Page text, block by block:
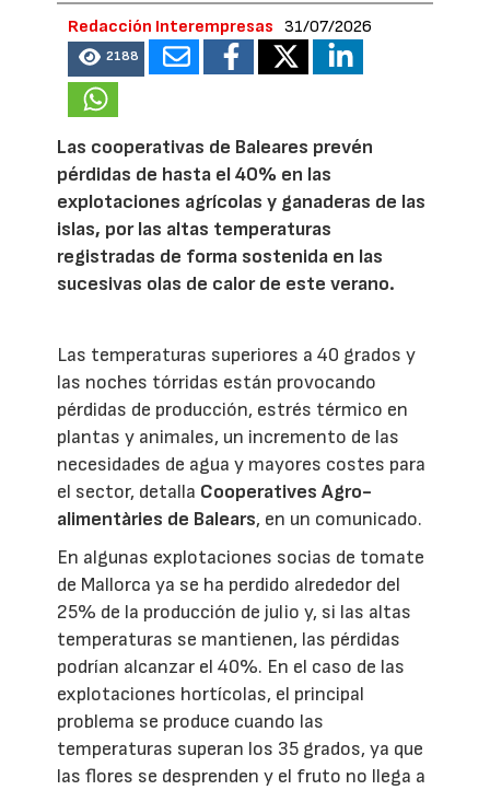
Redacción Interempresas 31/07/2026
2188
Las cooperativas de Baleares prevén
pérdidas de hasta el 40% en las
explotaciones agrícolas y ganaderas de las
islas, por las altas temperaturas
registradas de forma sostenida en las
sucesivas olas de calor de este verano.
Las temperaturas superiores a 40 grados y
las noches tórridas están provocando
pérdidas de producción, estrés térmico en
plantas y animales, un incremento de las
necesidades de agua y mayores costes para
el sector, detalla Cooperatives Agro-
alimentàries de Balears, en un comunicado.
En algunas explotaciones socias de tomate
de Mallorca ya se ha perdido alrededor del
25% de la producción de julio y, si las altas
temperaturas se mantienen, las pérdidas
podrían alcanzar el 40%. En el caso de las
explotaciones hortícolas, el principal
problema se produce cuando las
temperaturas superan los 35 grados, ya que
las flores se desprenden y el fruto no llega a